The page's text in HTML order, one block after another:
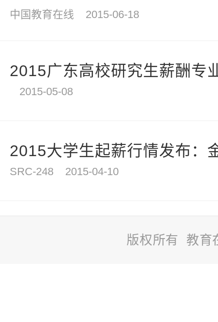
中国教育在线 2015-06-18
2015广东高校研究生薪酬专
2015-05-08
2015大学生起薪行情发布：
SRC-248 2015-04-10
版权所有 教育